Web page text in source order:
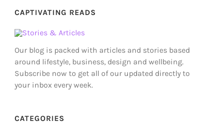
CAPTIVATING READS
Our blog is packed with articles and stories based
around lifestyle, business, design and wellbeing.
Subscribe now to get all of our updated directly to
your inbox every week.
CATEGORIES